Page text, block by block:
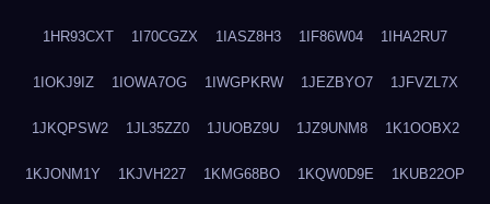
1HR93CXT 1I70CGZX 1IASZ8H3 1IF86W04 1IHA2RU7
1IOKJ9IZ 1IOWA7OG 1IWGPKRW 1JEZBYO7 1JFVZL7X
1JKQPSW2 1JL35ZZ0 1JUOBZ9U 1JZ9UNM8 1K1OOBX2
1KJONM1Y 1KJVH227 1KMG68BO 1KQW0D9E 1KUB22OP